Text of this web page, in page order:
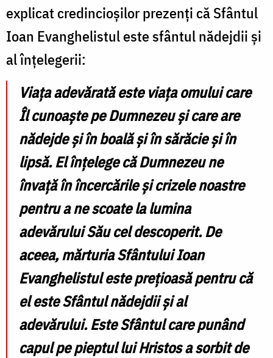
explicat credincioșilor prezenți că Sfântul
Ioan Evanghelistul este sfântul nădejdii și
al înțelegerii:
Viața adevărată este viața omului care
Îl cunoaște pe Dumnezeu și care are
nădejde și în boală și în sărăcie și în
lipsă. El înțelege că Dumnezeu ne
învață în încercările și crizele noastre
pentru a ne scoate la lumina
adevărului Său cel descoperit. De
aceea, mărturia Sfântului Ioan
Evanghelistul este prețioasă pentru că
el este Sfântul nădejdii și al
adevărului. Este Sfântul care punând
capul pe pieptul lui Hristos a sorbit de